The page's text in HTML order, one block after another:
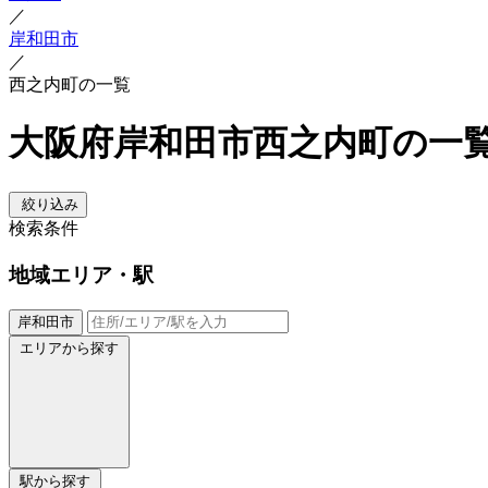
／
岸和田市
／
西之内町の一覧
大阪府岸和田市西之内町の一
絞り込み
検索条件
地域エリア・駅
岸和田市
エリアから探す
駅から探す